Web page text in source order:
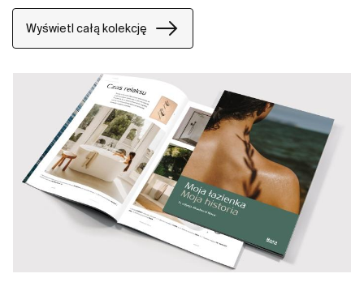
zapewnienie komfortowej przestrzeni na długie lata.
Wyświetl całą kolekcję